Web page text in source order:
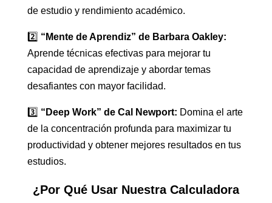
de estudio y rendimiento académico.
2️⃣ “Mente de Aprendiz” de Barbara Oakley:
Aprende técnicas efectivas para mejorar tu
capacidad de aprendizaje y abordar temas
desafiantes con mayor facilidad.
3️⃣ “Deep Work” de Cal Newport: Domina el arte
de la concentración profunda para maximizar tu
productividad y obtener mejores resultados en tus
estudios.
¿Por Qué Usar Nuestra Calculadora